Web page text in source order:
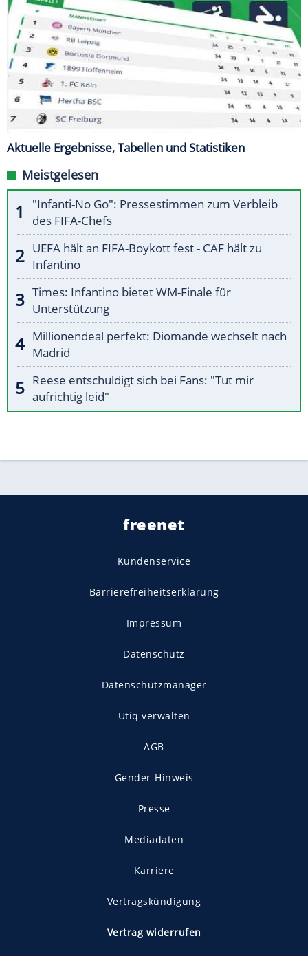
Aktuelle Ergebnisse, Tabellen und Statistiken
Meistgelesen
"Infanti-No Go": Pressestimmen zum Verbleib
des FIFA-Chefs
UEFA hält an FIFA-Boykott fest - CAF hält zu
Infantino
Times: Infantino bietet WM-Finale für
Unterstützung
Millionendeal perfekt: Diomande wechselt nach
Madrid
Reese entschuldigt sich bei Fans: "Tut mir
aufrichtig leid"
freenet
Kundenservice
Barrierefreiheitserklärung
Impressum
Datenschutz
Datenschutzmanager
Utiq verwalten
AGB
Gender-Hinweis
Presse
Mediadaten
Karriere
Vertragskündigung
Vertrag widerrufen